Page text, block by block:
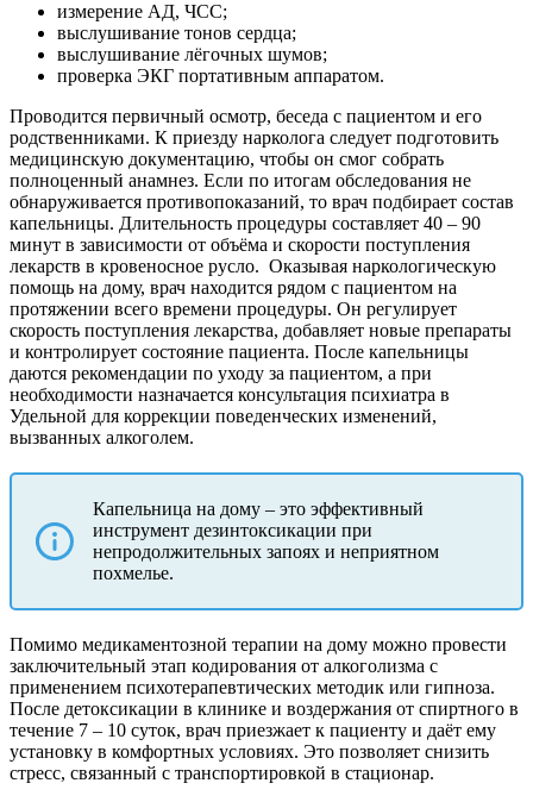
измерение АД, ЧСС;
выслушивание тонов сердца;
выслушивание лёгочных шумов;
проверка ЭКГ портативным аппаратом.
Проводится первичный осмотр, беседа с пациентом и его
родственниками. К приезду нарколога следует подготовить
медицинскую документацию, чтобы он смог собрать
полноценный анамнез. Если по итогам обследования не
обнаруживается противопоказаний, то врач подбирает состав
капельницы. Длительность процедуры составляет 40 – 90
минут в зависимости от объёма и скорости поступления
лекарств в кровеносное русло. Оказывая наркологическую
помощь на дому, врач находится рядом с пациентом на
протяжении всего времени процедуры. Он регулирует
скорость поступления лекарства, добавляет новые препараты
и контролирует состояние пациента. После капельницы
даются рекомендации по уходу за пациентом, а при
необходимости назначается консультация психиатра в
Удельной для коррекции поведенческих изменений,
вызванных алкоголем.
Капельница на дому – это эффективный
инструмент дезинтоксикации при
непродолжительных запоях и неприятном
похмелье.
Помимо медикаментозной терапии на дому можно провести
заключительный этап кодирования от алкоголизма с
применением психотерапевтических методик или гипноза.
После детоксикации в клинике и воздержания от спиртного в
течение 7 – 10 суток, врач приезжает к пациенту и даёт ему
установку в комфортных условиях. Это позволяет снизить
стресс, связанный с транспортировкой в стационар.